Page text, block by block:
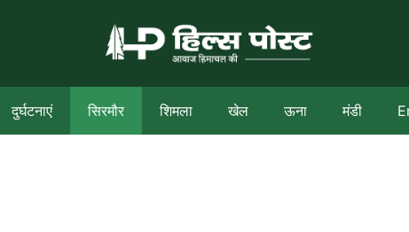
दुर्घटनाएं सिरमौर शिमला खेल ऊना मंडी